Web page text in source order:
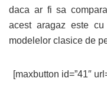
daca ar fi sa
acest aragaz este
modelelor clasice de
[maxbutton id=”41″